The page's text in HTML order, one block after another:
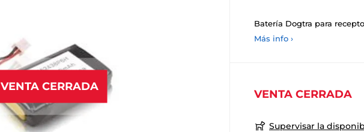
VENTA CERRADA
Batería Dogtra para
Más info ›
VENTA CERRADA
Supervisar la